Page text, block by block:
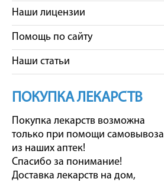
Наши лицензии
Помощь по сайту
Наши статьи
ПОКУПКА ЛЕКАРСТВ
Покупка лекарств возможна
только при помощи самовывоза
из наших аптек!
Спасибо за понимание!
Доставка лекарств на дом,